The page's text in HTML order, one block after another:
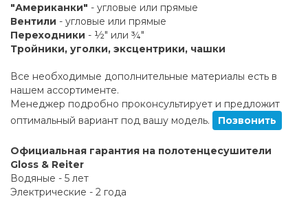
"Американки" - угловые или прямые
Вентили - угловые или прямые
Переходники - ½" или ¾"
Тройники, уголки, эксцентрики, чашки
Все необходимые дополнительные материалы есть в
нашем ассортименте.
Менеджер подробно проконсультирует и предложит
оптимальный вариант под вашу модель.
Позвонить
Официальная гарантия на полотенцесушители
Gloss & Reiter
Водяные - 5 лет
Электрические - 2 года